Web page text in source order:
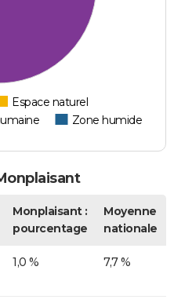
Espace naturel
Zone humide
Monplaisant :
pourcentage
Moyenne
nationale
1,0 % 7,7 %